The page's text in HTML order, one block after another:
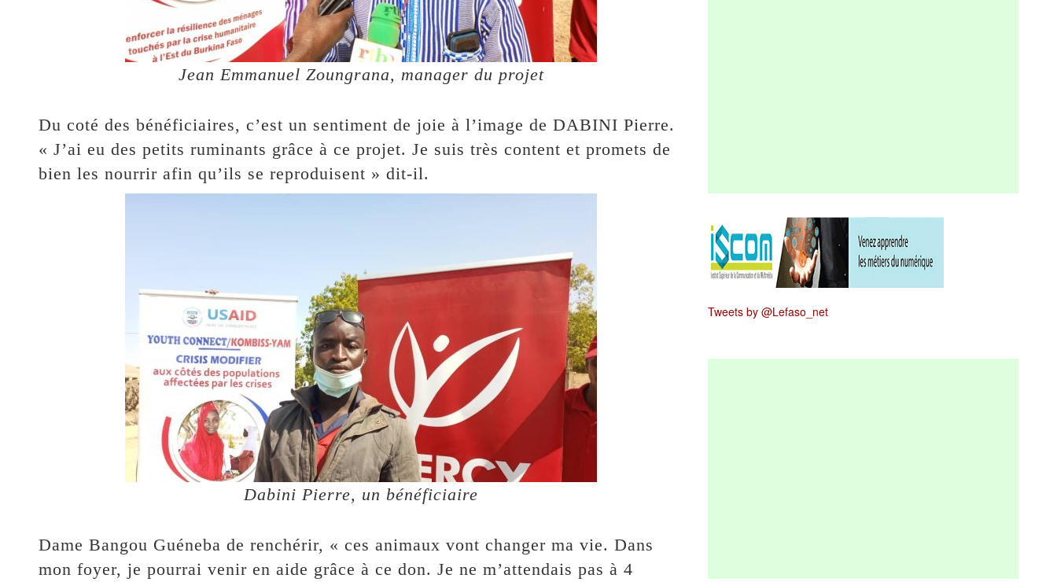
Jean Emmanuel Zoungrana, manager du projet
Du coté des bénéficiaires, c’est un sentiment de joie à l’image de DABINI Pierre.
« J’ai eu des petits ruminants grâce à ce projet. Je suis très content et promets de
bien les nourrir afin qu’ils se reproduisent » dit-il.
Dabini Pierre, un bénéficiaire
Dame Bangou Guéneba de renchérir, « ces animaux vont changer ma vie. Dans
mon foyer, je pourrai venir en aide grâce à ce don. Je ne m’attendais pas à 4
Tweets by @Lefaso_net